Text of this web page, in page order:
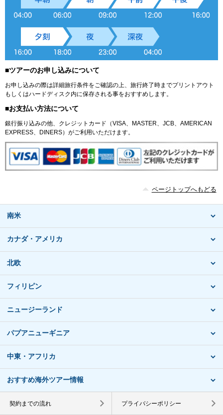
■ツアーのお申し込みについて
お申し込みの際は詳細旅行条件をご確認の上、旅行終了時までプリントアウト
もしくはハードディスク内に保存される事をおすすめします。
■お支払い方法について
銀行振り込みの他、クレジットカード（VISA、MASTER、JCB、AMERICAN
EXPRESS、DINERS）がご利用いただけます。
ページトップへもどる
南米
カナダ・アメリカ
北欧
フィリピン
ニュージーランド
パプアニューギニア
中東・アフリカ
おすすめ海外ツアー情報
契約までの流れ プライバシーポリシー